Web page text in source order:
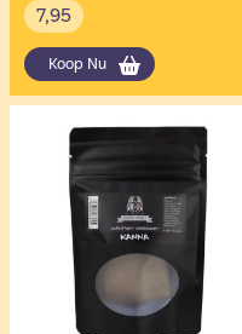
7,95
Koop Nu